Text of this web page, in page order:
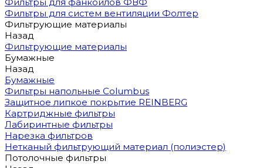
Фильтры для систем вентиляции Фолтер
Фильтрующие материалы
Назад
Фильтрующие материалы
Бумажные
Назад
Бумажные
Фильтры напольные Columbus
Защитное липкое покрытие REINBERG
Картриджные фильтры
Лабиринтные фильтры
Нарезка фильтров
Нетканый фильтрующий материал (полиэстер)
Потолочные фильтры